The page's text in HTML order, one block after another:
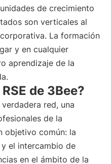
de crecimiento
son verticales al
La formación
y en cualquier
aprendizaje de la
de 3Bee?
verdadera red, una
de la
objetivo común: la
el intercambio de
en el ámbito de la